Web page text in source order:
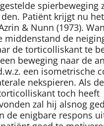
spierbeweging
Patiënt krijgt nu
& Nunn (1973).
middenstand de
de torticolliskant te
beweging naar de
een isometrische
nekspieren. Als
toch heeft
zal hij alsnog
de enigbare respons